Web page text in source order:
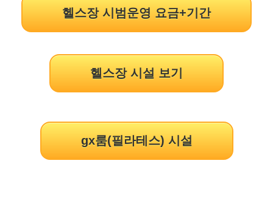
헬스장 시범운영 요금+기간
헬스장 시설 보기
gx룸(필라테스) 시설